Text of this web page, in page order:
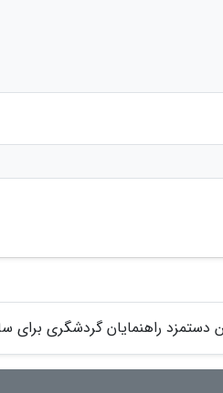
دستمزد راهنمایان گردشگری برای سال